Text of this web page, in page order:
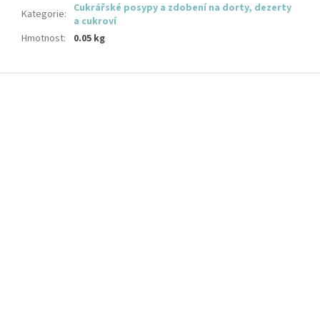
Kategorie: Cukrářské posypy a zdobení na dorty, dezerty
a cukroví
Hmotnost: 0.05 kg